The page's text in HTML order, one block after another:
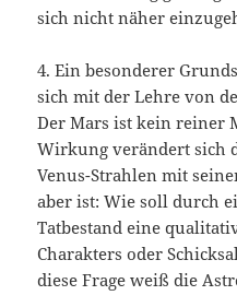
sich nicht näher
4. Ein besonderer
sich mit der Lehre von
Der Mars ist kein reiner
Wirkung verändert sich
Venus-Strahlen mit
aber ist: Wie soll durch
Tatbestand eine
Charakters oder
diese Frage weiß die